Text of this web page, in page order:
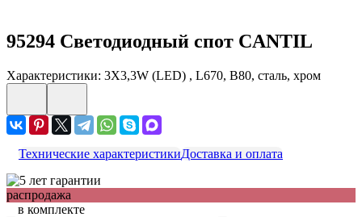
95294 Светодиодный спот CANTIL
Характеристики: 3X3,3W (LED) , L670, B80, сталь, хром
Технические характеристикиДоставка и оплата
распродажа
в комплекте